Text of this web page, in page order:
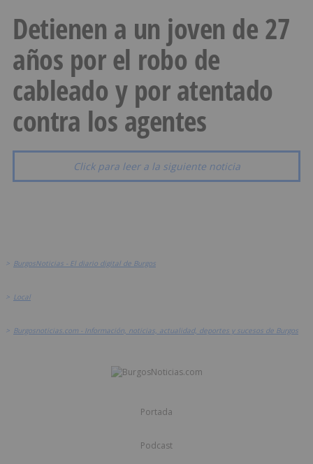
Detienen a un joven de 27
años por el robo de
cableado y por atentado
contra los agentes
Click para leer a la siguiente noticia
> BurgosNoticias - El diario digital de Burgos
> Local
> Burgosnoticias.com - Información, noticias, actualidad, deportes y sucesos de Burgos
Portada
Podcast